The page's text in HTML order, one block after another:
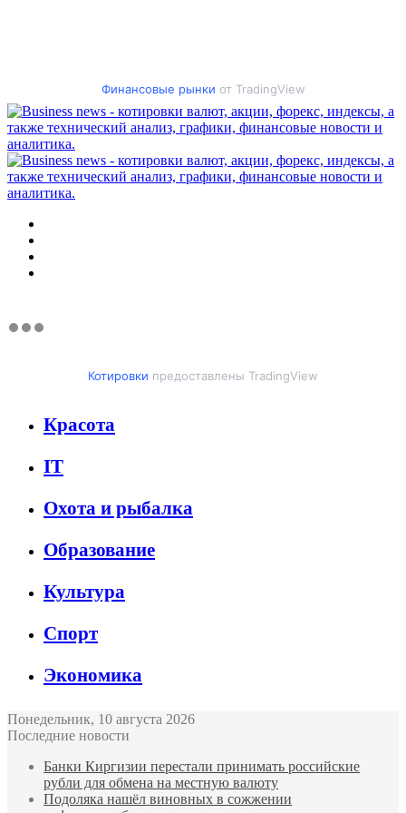
Финансовые рынки от TradingView
Котировки предоставлены TradingView
Красота
IT
Охота и рыбалка
Образование
Культура
Спорт
Экономика
Понедельник, 10 августа 2026
Последние новости
Банки Киргизии перестали принимать российские
рубли для обмена на местную валюту
Подоляка нашёл виновных в сожжении